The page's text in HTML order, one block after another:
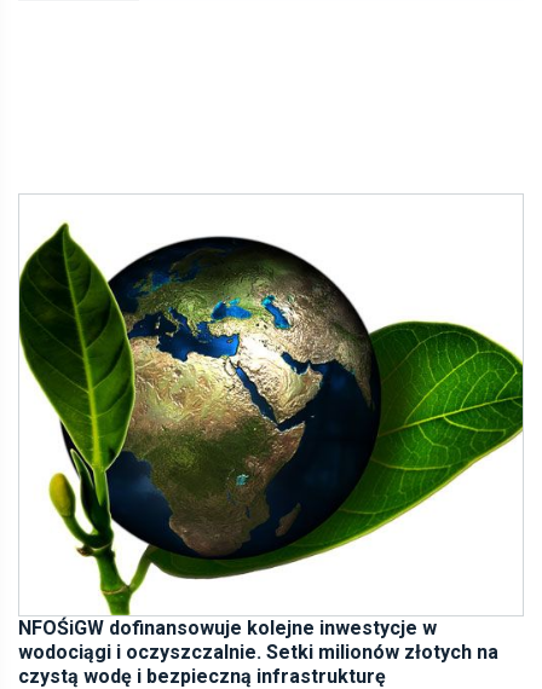
NFOŚiGW dofinansowuje kolejne inwestycje w
wodociągi i oczyszczalnie. Setki milionów złotych na
czystą wodę i bezpieczną infrastrukturę